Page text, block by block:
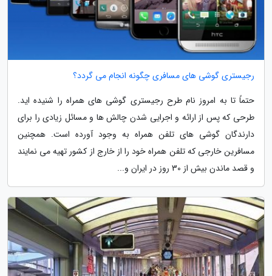
رجیستری گوشی های مسافری چگونه انجام می گردد؟
حتماً تا به امروز نام طرح رجیستری گوشی های همراه را شنیده اید.
طرحی که پس از ارائه و اجرایی شدن چالش ها و مسائل زیادی را برای
دارندگان گوشی های تلفن همراه به وجود آورده است. همچنین
مسافرین خارجی که تلفن همراه خود را از خارج از کشور تهیه می نمایند
و قصد ماندن بیش از 30 روز در ایران و...